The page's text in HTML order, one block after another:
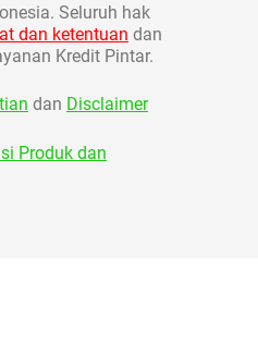
Seluruh hak
dan ketentuan dan
Kredit Pintar.
dan Disclaimer
Produk dan